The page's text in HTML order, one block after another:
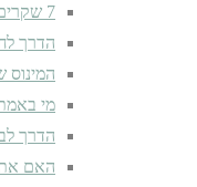
7 שקרים שאנחנו מספרים לעצמנו על הכסף
הדרך
המינוס
מי
הדרך
האם